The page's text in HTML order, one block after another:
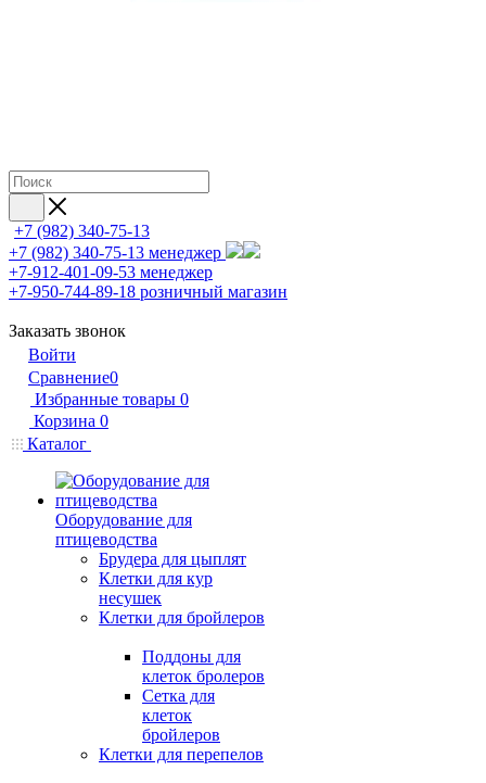
+7 (982) 340-75-13
+7 (982) 340-75-13 менеджер
+7-912-401-09-53 менеджер
+7-950-744-89-18 розничный магазин
Заказать звонок
Войти
Сравнение0
Избранные товары 0
Корзина 0
Каталог
Оборудование для
птицеводства
Брудера для цыплят
Клетки для кур
несушек
Клетки для бройлеров
Поддоны для
клеток бролеров
Сетка для
клеток
бройлеров
Клетки для перепелов